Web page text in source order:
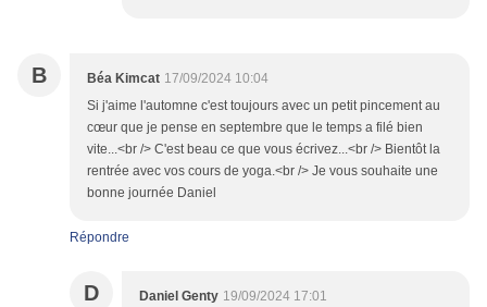
B Béa Kimcat 17/09/2024 10:04
Si j'aime l'automne c'est toujours avec un petit pincement au
cœur que je pense en septembre que le temps a filé bien
vite...<br /> C'est beau ce que vous écrivez...<br /> Bientôt la
rentrée avec vos cours de yoga.<br /> Je vous souhaite une
bonne journée Daniel
Répondre
D Daniel Genty 19/09/2024 17:01